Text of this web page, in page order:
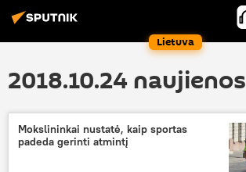
Lietuva
2018.10.24 naujienos
Mokslininkai nustatė, kaip sportas
padeda gerinti atmintį